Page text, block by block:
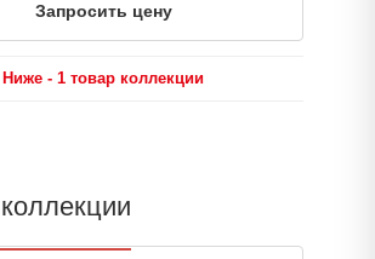
Запросить цену
Ниже - 1 товар коллекции